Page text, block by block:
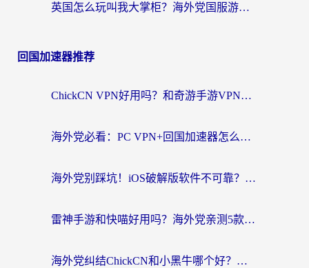
英国怎么玩叫我大掌柜？海外党国服游戏加速避坑指南（附实测推荐）
回国加速器推荐
ChickCN VPN好用吗？和奇游手游VPN对比哪个回国效果更好？海外党亲测实用指南
海外党必看：PC VPN+回国加速器怎么选？无缝访问国内资源全攻略
海外党别踩坑！iOS破解版软件不可靠？教你选对回国加速器无缝看国内资源
雷神手游和快喵好用吗？海外党亲测5款回国加速器，附斧牛Bling对比+微信视频号解决办法
海外党纠结ChickCN和小黑牛哪个好？一篇帮你选对回国加速器的实用指南